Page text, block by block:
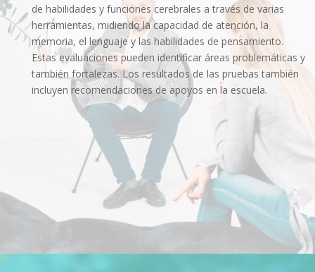
de habilidades y funciones cerebrales a través de varias
herramientas, midiendo la capacidad de atención, la
memoria, el lenguaje y las habilidades de pensamiento.
Estas evaluaciones pueden identificar áreas problemáticas y
también fortalezas. Los resultados de las pruebas también
incluyen recomendaciones de apoyos en la escuela.